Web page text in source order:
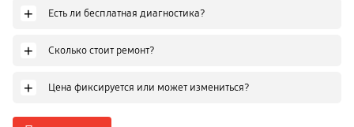
+ Есть ли бесплатная диагностика?
+ Сколько стоит ремонт?
+ Цена фиксируется или может измениться?